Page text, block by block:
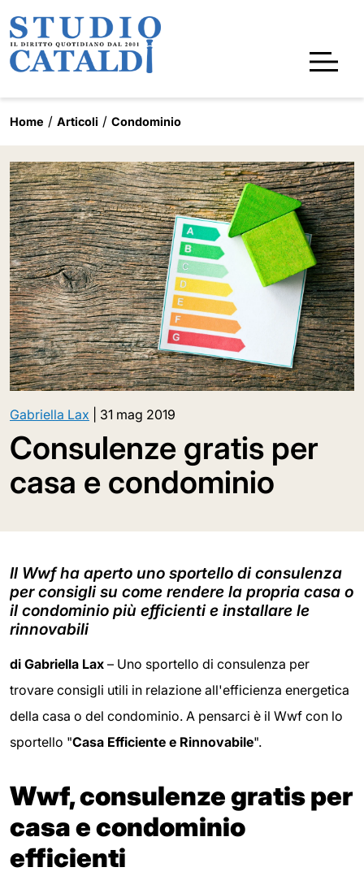
Home Articoli Condominio
Gabriella Lax 31 mag 2019
Consulenze gratis per
casa e condominio
Il Wwf ha aperto uno sportello di consulenza
per consigli su come rendere la propria casa o
il condominio più efficienti e installare le
rinnovabili
di Gabriella Lax – Uno sportello di consulenza per
trovare consigli utili in relazione all'efficienza energetica
della casa o del condominio. A pensarci è il Wwf con lo
sportello "Casa Efficiente e Rinnovabile".
Wwf, consulenze gratis per
casa e condominio
efficienti